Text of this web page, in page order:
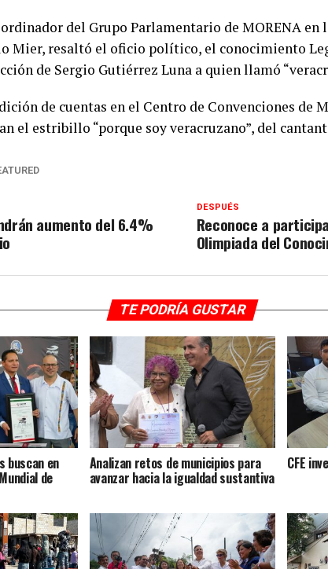
del Grupo Parlamentario de MORENA en
Mier, resaltó el oficio político, el conocimiento
de Sergio Gutiérrez Luna a quien llamó
de cuentas en el Centro de Convenciones de
el estribillo “porque soy veracruzano”, del
DESPUÉS
Reconoce a
Olimpiada del
aumento del 6.4%
TE PODRÍA GUSTAR
buscan en
de
Analizan retos de municipios para
avanzar hacia la igualdad sustantiva
CFE